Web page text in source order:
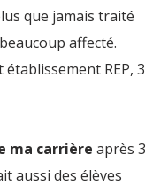
que jamais traité
affecté.
établissement REP, 3
ma carrière après 3
aussi des élèves